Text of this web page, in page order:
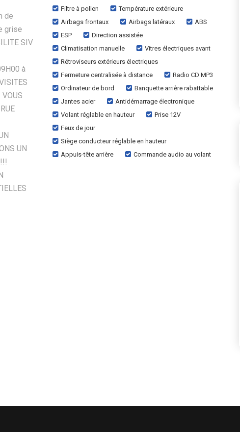
de
grise
SIV
à
VOUS
UN
Filtre à pollen
Température extérieure
Airbags frontaux
Airbags latéraux
ABS
ESP
Direction assistée
Climatisation manuelle
Vitres électriques avant
Rétroviseurs extérieurs électriques
Fermeture centralisée à distance
Radio CD MP3
Ordinateur de bord
Banquette arrière rabattable
Jantes acier
Antidémarrage électronique
Volant réglable en hauteur
Prise 12V
Feux de jour
Siège conducteur réglable en hauteur
Appuis-tête arrière
Commande audio au volant